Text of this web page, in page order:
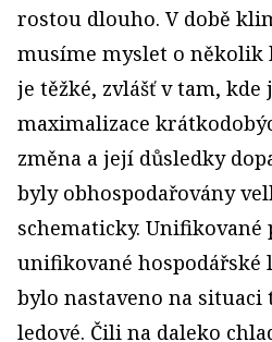
rostou dlouho. V době
musíme myslet o několik
je těžké, zvlášť v tam,
maximalizace
změna a její důsledky
byly obhospodařovány
schematicky.
unifikované hospodářské
bylo nastaveno na situaci
ledové. Čili na daleko